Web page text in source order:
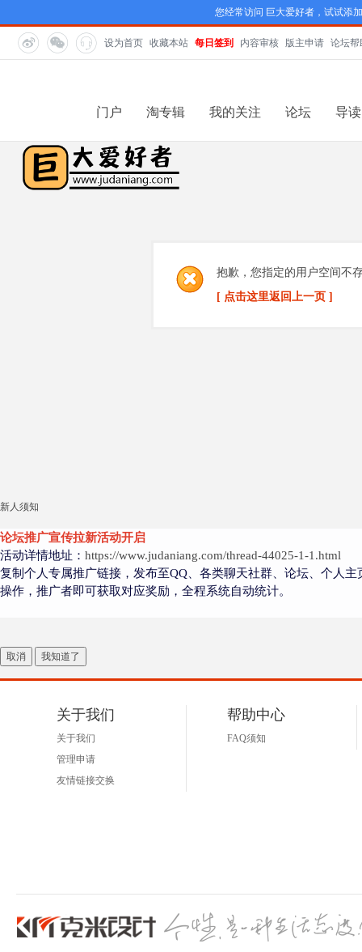
您经常访问 巨大爱好者，试试添
设为首页 收藏本站 每日签到 内容审核 版主申请 论坛帮
门户 淘专辑 我的关注 论坛 导读
抱歉，您指定的用户空间不
[ 点击这里返回上一页 ]
新人须知
论坛推广宣传拉新活动开启
活动详情地址： https://www.judaniang.com/thread-44025-1-1.html
复制个人专属推广链接，发布至QQ、各类聊天社群、论坛、个人
操作，推广者即可获取对应奖励，全程系统自动统计。
取消 我知道了
关于我们
关于我们
管理申请
友情链接交换
帮助中心
FAQ须知